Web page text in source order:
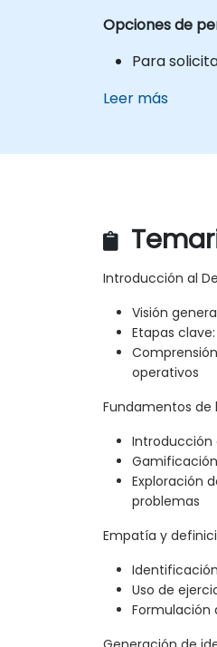
Opciones de
Para
Leer más
Introducción al
Visión
Etapas
operativos
Fundamentos
Introducción
Exploración
problemas
Empatía y
Uso de
Formulación